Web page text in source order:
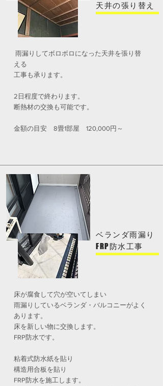
天井の張り替え
雨漏りしてボロボロになった天井を張り替
える
工事も承ります。
2日程度で終わります。
断熱材の交換も可能です。
金額の目安 8畳1部屋 120,000円～
ベランダ雨漏り
FRP防水工事
床が腐食して穴が空いてしまい
雨漏りしているベランダ・バルコニーがよく
あります。
床を新しい物に交換します。
FRP防水です。
粘着式防水紙を貼り
構造用合板を貼り
FRP防水を施工します。